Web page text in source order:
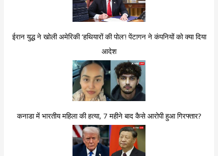
ईरान युद्ध ने खोली अमेरिकी ‘हथियारों की पोल’! पेंटागन ने कंपनियों को क्या दिया
आदेश
कनाडा में भारतीय महिला की हत्या, 7 महीने बाद कैसे आरोपी हुआ गिरफ्तार?